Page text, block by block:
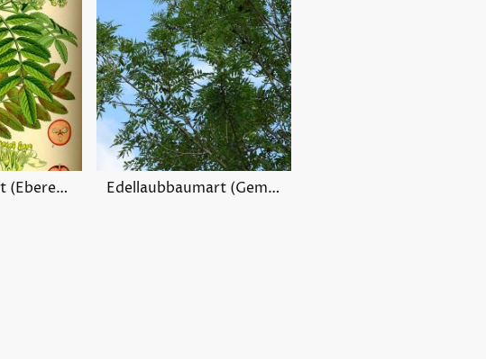
Pionierbaumart (Eberesche) Edellaubbaumart (Gemeine Esche)